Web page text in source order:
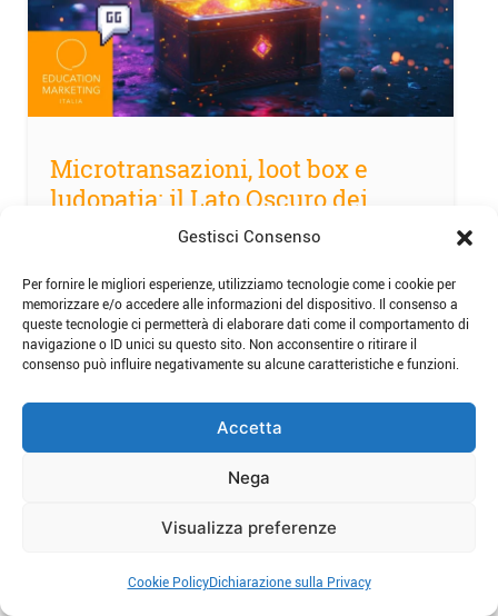
Gestisci Consenso
Per fornire le migliori esperienze, utilizziamo tecnologie come i cookie per
memorizzare e/o accedere alle informazioni del dispositivo. Il consenso a
queste tecnologie ci permetterà di elaborare dati come il comportamento di
navigazione o ID unici su questo sito. Non acconsentire o ritirare il
consenso può influire negativamente su alcune caratteristiche e funzioni.
Accetta
Nega
Visualizza preferenze
Cookie PolicyDichiarazione sulla Privacy
Microtransazioni, loot box e
ludopatia: il Lato Oscuro dei
videogiochi
Di:Filippo Pedretti
Data:17 Dicembre 2025